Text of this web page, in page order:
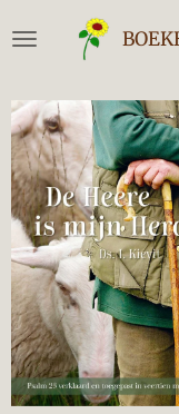
direct
de
hoofdinhoud